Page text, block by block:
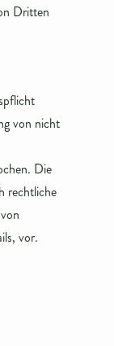
Dritten
von nicht
Die
rechtliche
vor.